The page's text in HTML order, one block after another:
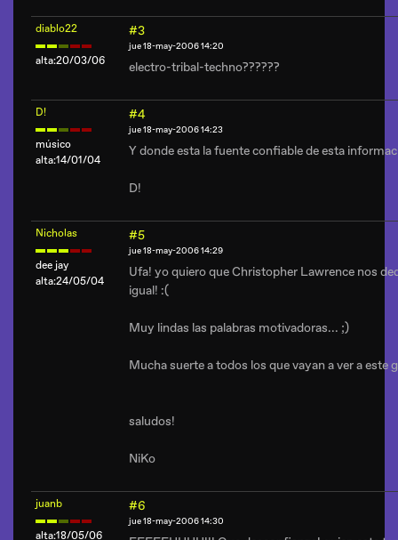
diablo22
alta:20/03/06
#3
jue 18-may-2006 14:20
electro-tribal-techno??????
D!
músico
alta:14/01/04
#4
jue 18-may-2006 14:23
Y donde esta la fuente confiable de esta
D!
Nicholas
dee jay
alta:24/05/04
#5
jue 18-may-2006 14:29
Ufa! yo quiero que Christopher Lawrence nos
igual! :(
Muy lindas las palabras motivadoras... ;)
Mucha suerte a todos los que vayan a ver a este
saludos!
NiKo
juanb
alta:18/05/06
#6
jue 18-may-2006 14:30